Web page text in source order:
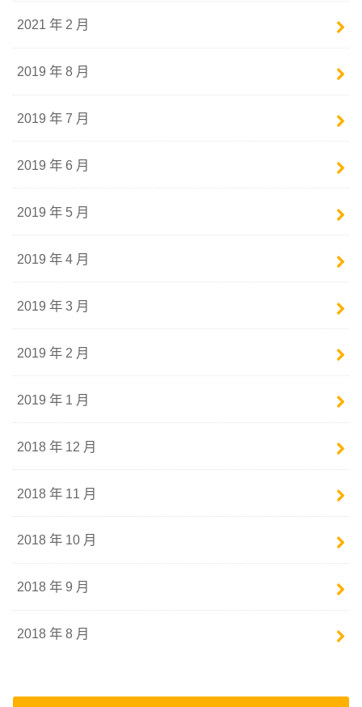
2021 年 2 月
2019 年 8 月
2019 年 7 月
2019 年 6 月
2019 年 5 月
2019 年 4 月
2019 年 3 月
2019 年 2 月
2019 年 1 月
2018 年 12 月
2018 年 11 月
2018 年 10 月
2018 年 9 月
2018 年 8 月